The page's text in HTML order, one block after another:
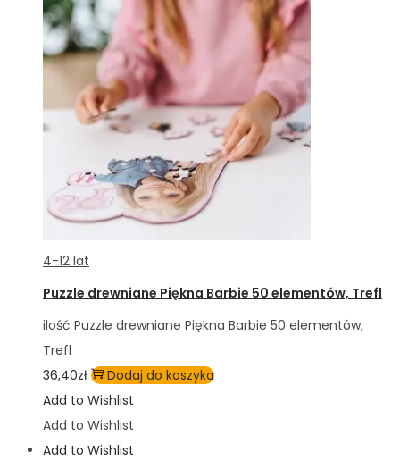
4-12 lat
Puzzle drewniane Piękna Barbie 50 elementów, Trefl
ilość Puzzle drewniane Piękna Barbie 50 elementów,
Trefl
36,40zł
Dodaj do koszyka
Add to Wishlist
Add to Wishlist
Add to Wishlist